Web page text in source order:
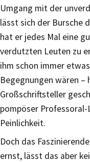
Umgang mit der
lässt sich der Bursche
hat er jedes Mal eine
verdutzten Leuten zu
ihm schon immer
Begegnungen wären
Großschriftsteller
pompöser
Peinlichkeit.
Doch das
ernst, lässt das aber